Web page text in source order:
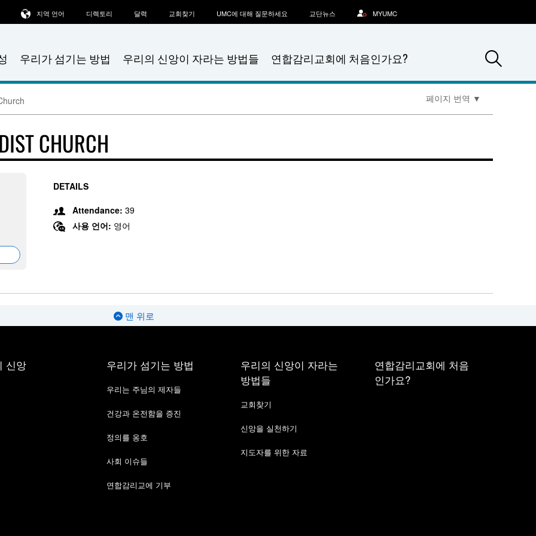
우리가 섬기는 방법 우리의 신앙이 자라는 방법들 연합감리교회에 처음인가요?
지역 언어 디렉토리 달력 교회찾기 UMC에 대해 질문하세요 교단뉴스 MYUMC
페이지 번역 ▼
CHURCH
DETAILS
Attendance: 39
사용 언어: 영어
맨 위로
신앙 우리가 섬기는 방법
우리는 주님의 제자들
건강과 온전함을 증진
정의를 옹호
사회 이슈들
연합감리교에 기부
우리의 신앙이 자라는
방법들
교회찾기
신앙을 실천하기
지도자를 위한 자료
연합감리교회에 처음
인가요?